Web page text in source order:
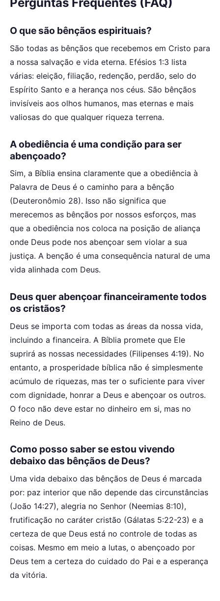
Perguntas Frequentes (FAQ)
O que são bênçãos espirituais?
São todas as bênçãos que recebemos em Cristo para
a nossa salvação e vida eterna. Efésios 1:3 lista
várias: eleição, filiação, redenção, perdão, selo do
Espírito Santo e a herança nos céus. São bênçãos
invisíveis aos olhos humanos, mas eternas e mais
valiosas do que qualquer riqueza terrena.
A obediência é uma condição para ser
abençoado?
Sim, a Bíblia ensina claramente que a obediência à
Palavra de Deus é o caminho para a bênção
(Deuteronômio 28). Isso não significa que
merecemos as bênçãos por nossos esforços, mas
que a obediência nos coloca na posição de aliança
onde Deus pode nos abençoar sem violar a sua
justiça. A benção é uma consequência natural de uma
vida alinhada com Deus.
Deus quer abençoar financeiramente todos
os cristãos?
Deus se importa com todas as áreas da nossa vida,
incluindo a financeira. A Bíblia promete que Ele
suprirá as nossas necessidades (Filipenses 4:19). No
entanto, a prosperidade bíblica não é simplesmente
acúmulo de riquezas, mas ter o suficiente para viver
com dignidade, honrar a Deus e abençoar os outros.
O foco não deve estar no dinheiro em si, mas no
Reino de Deus.
Como posso saber se estou vivendo
debaixo das bênçãos de Deus?
Uma vida debaixo das bênçãos de Deus é marcada
por: paz interior que não depende das circunstâncias
(João 14:27), alegria no Senhor (Neemias 8:10),
frutificação no caráter cristão (Gálatas 5:22-23) e a
certeza de que Deus está no controle de todas as
coisas. Mesmo em meio a lutas, o abençoado por
Deus tem a certeza do cuidado do Pai e a esperança
da vitória.